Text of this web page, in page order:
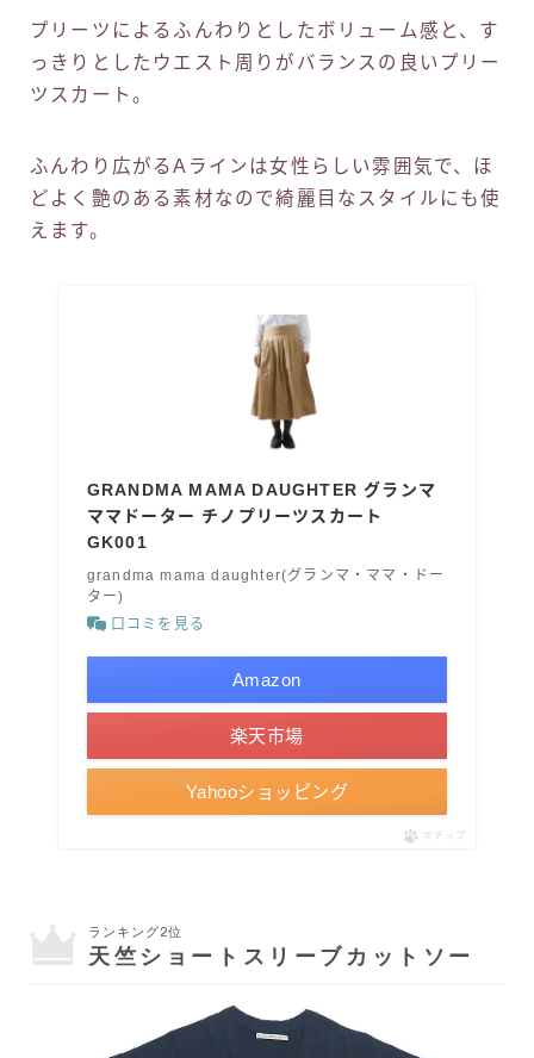
プリーツによるふんわりとしたボリューム感と、す
っきりとしたウエスト周りがバランスの良いプリー
ツスカート。
ふんわり広がるAラインは女性らしい雰囲気で、ほ
どよく艶のある素材なので綺麗目なスタイルにも使
えます。
GRANDMA MAMA DAUGHTER グランマ
ママドーター チノプリーツスカート
GK001
grandma mama daughter(グランマ・ママ・ドー
ター)
口コミを見る
Amazon
楽天市場
Yahooショッピング
ポチップ
ランキング2位
天竺ショートスリーブカットソー